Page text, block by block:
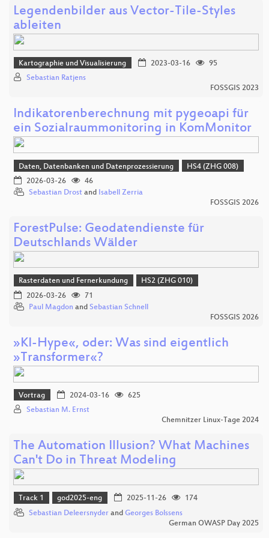
Legendenbilder aus Vector-Tile-Styles
ableiten
Kartographie und Visualisierung 2023-03-16
95
Sebastian Ratjens
FOSSGIS 2023
Indikatorenberechnung mit pygeoapi für
ein Sozialraummonitoring in KomMonitor
Daten, Datenbanken und Datenprozessierung
HS4 (ZHG 008)
2026-03-26
46
Sebastian Drost and Isabell Zerria
FOSSGIS 2026
ForestPulse: Geodatendienste für
Deutschlands Wälder
Rasterdaten und Fernerkundung
HS2 (ZHG 010)
2026-03-26
71
Paul Magdon and Sebastian Schnell
FOSSGIS 2026
»KI-Hype«, oder: Was sind eigentlich
»Transformer«?
Vortrag 2024-03-16
625
Sebastian M. Ernst
Chemnitzer Linux-Tage 2024
The Automation Illusion? What Machines
Can't Do in Threat Modeling
Track 1 god2025-eng 2025-11-26
174
Sebastian Deleersnyder and Georges Bolssens
German OWASP Day 2025